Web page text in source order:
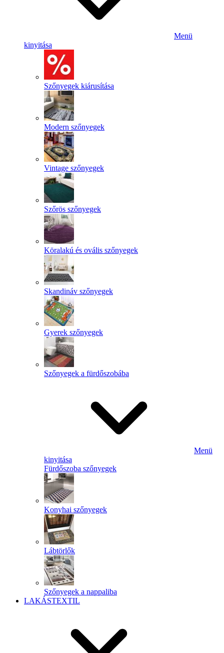
Menü
kinyitása
Szőnyegek kiárusítása
Modern szőnyegek
Vintage szőnyegek
Szőrös szőnyegek
Köralakú és ovális szőnyegek
Skandináv szőnyegek
Gyerek szőnyegek
Szőnyegek a fürdőszobába
Menü
kinyitása
Fürdőszoba szőnyegek
Konyhai szőnyegek
Lábtörlők
Szőnyegek a nappaliba
LAKÁSTEXTIL